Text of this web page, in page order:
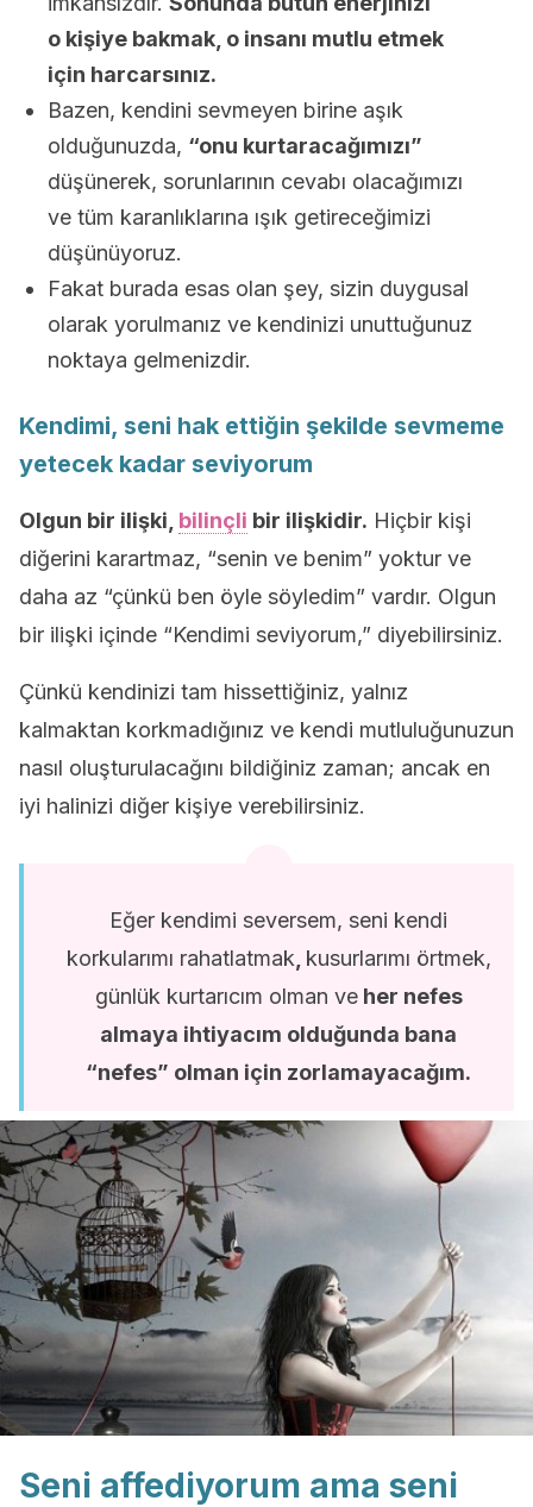
o kişiye bakmak, o insanı mutlu etmek
için harcarsınız.
Bazen, kendini sevmeyen birine aşık
olduğunuzda, “onu kurtaracağımızı”
düşünerek, sorunlarının cevabı olacağımızı
ve tüm karanlıklarına ışık getireceğimizi
düşünüyoruz.
Fakat burada esas olan şey, sizin duygusal
olarak yorulmanız ve kendinizi unuttuğunuz
noktaya gelmenizdir.
Kendimi, seni hak ettiğin şekilde sevmeme
yetecek kadar seviyorum
Olgun bir ilişki, bilinçli bir ilişkidir. Hiçbir kişi
diğerini karartmaz, “senin ve benim” yoktur ve
daha az “çünkü ben öyle söyledim” vardır. Olgun
bir ilişki içinde “Kendimi seviyorum,” diyebilirsiniz.
Çünkü kendinizi tam hissettiğiniz, yalnız
kalmaktan korkmadığınız ve kendi mutluluğunuzun
nasıl oluşturulacağını bildiğiniz zaman; ancak en
iyi halinizi diğer kişiye verebilirsiniz.
Eğer kendimi seversem, seni kendi
korkularımı rahatlatmak kusurlarımı örtmek,
günlük kurtarıcım olman veher nefes
almaya ihtiyacım olduğunda bana
“nefes” olman için zorlamayacağım.
Seni affediyorum ama seni